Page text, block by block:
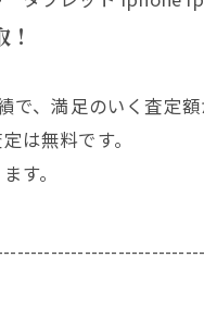
、満足のいく査定額
は無料です。
す。